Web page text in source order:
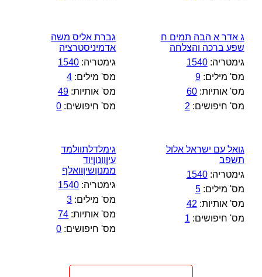
ג אדר א הבה תמים ח
שפע ברכה והצלחה
גימטריה:1540
מס' מילים:9
מס' אותיות:60
מס' חיפושים: 2
גברת אליס משה
אדמיניסטרציה
גימטריה: 1540
מס' מילים: 4
מס' אותיות: 49
מס' חיפושים: 0
גואל עם ישראל אלול
תשפב
גימטריה:1540
מס' מילים:5
מס' אותיות: 42
מס' חיפושים: 1
גימלדלתוולמד
עיןוונוןיוד
ממנוןשיןוואלף
גימטריה: 1540
מס' מילים: 3
מס' אותיות: 74
מס' חיפושים: 0